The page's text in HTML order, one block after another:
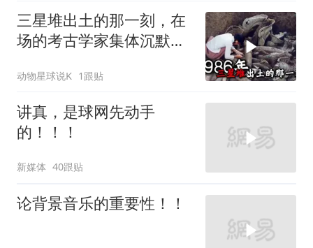
三星堆出土的那一刻，在
场的考古学家集体沉默
动物星球说K 1跟贴
讲真，是球网先动手
的！！！
新媒体 40跟贴
论背景音乐的重要性！！